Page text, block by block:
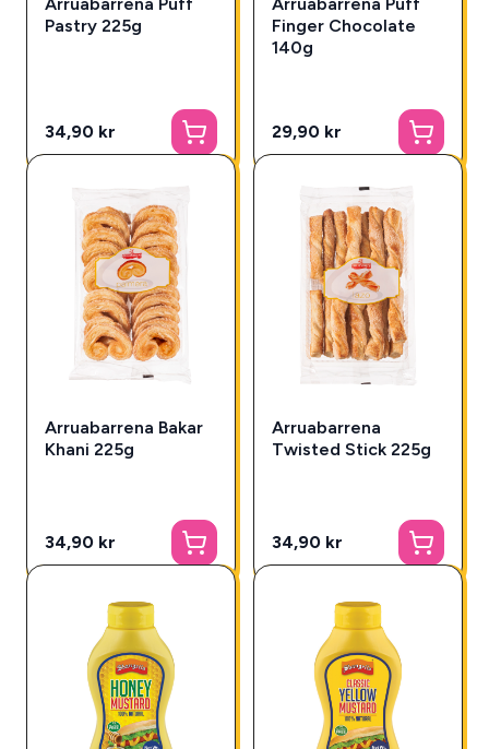
Pastry 225g
34,90 kr
Finger Chocolate
140g
29,90 kr
Arruabarrena Bakar
Khani 225g
34,90 kr
Arruabarrena
Twisted Stick 225g
34,90 kr